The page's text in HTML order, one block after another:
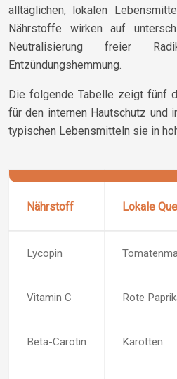
alltäglichen, lokalen
Nährstoffe wirken auf
Neutralisierung freier
Entzündungshemmung.
Die folgende Tabelle zeigt fünf
für den internen Hautschutz und
typischen Lebensmitteln sie in
Nährstoff Lokale
Lycopin
Vitamin C Rote
Beta-Carotin Karotten